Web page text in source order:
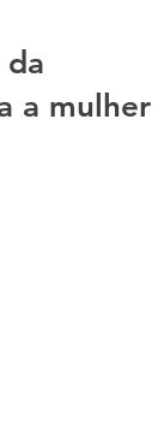
a mulher